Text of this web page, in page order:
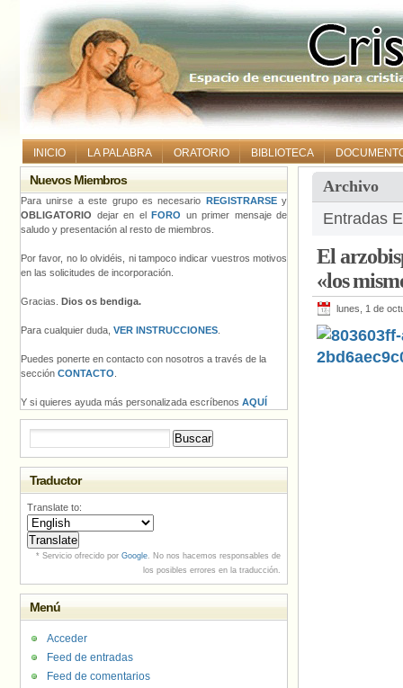
INICIO LA PALABRA ORATORIO BIBLIOTECA
Archivo
Entradas
El
«los
lunes, 1 de
Nuevos Miembros
Para unirse a este grupo es necesario REGISTRARSEy
OBLIGATORIO dejar en el FORO un primer mensaje de
saludo y presentación al resto de miembros.
Por favor, no lo olvidéis, ni tampoco indicar vuestros motivos
en las solicitudes de incorporación.
Gracias. Dios os bendiga.
Para cualquier duda, VER INSTRUCCIONES
Puedes ponerte en contacto con nosotros a través de la
sección CONTACTO
Y si quieres ayuda más personalizada escríbenos AQUÍ
Traductor
Translate to:
* Servicio ofrecido por Google. No nos hacemos responsables de
los posibles errores en la traducción.
Menú
Acceder
Feed de entradas
Feed de comentarios